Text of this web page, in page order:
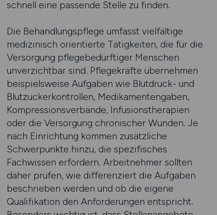
schnell eine passende Stelle zu finden.
Die Behandlungspflege umfasst vielfältige
medizinisch orientierte Tätigkeiten, die für die
Versorgung pflegebedürftiger Menschen
unverzichtbar sind. Pflegekräfte übernehmen
beispielsweise Aufgaben wie Blutdruck- und
Blutzuckerkontrollen, Medikamentengaben,
Kompressionsverbände, Infusionstherapien
oder die Versorgung chronischer Wunden. Je
nach Einrichtung kommen zusätzliche
Schwerpunkte hinzu, die spezifisches
Fachwissen erfordern. Arbeitnehmer sollten
daher prüfen, wie differenziert die Aufgaben
beschrieben werden und ob die eigene
Qualifikation den Anforderungen entspricht.